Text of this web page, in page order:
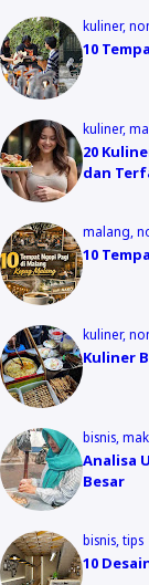
kuliner
10
kuliner
20
dan
malang
10
kuliner
Kuliner
bisnis
Analisa
Besar
bisnis tips
10